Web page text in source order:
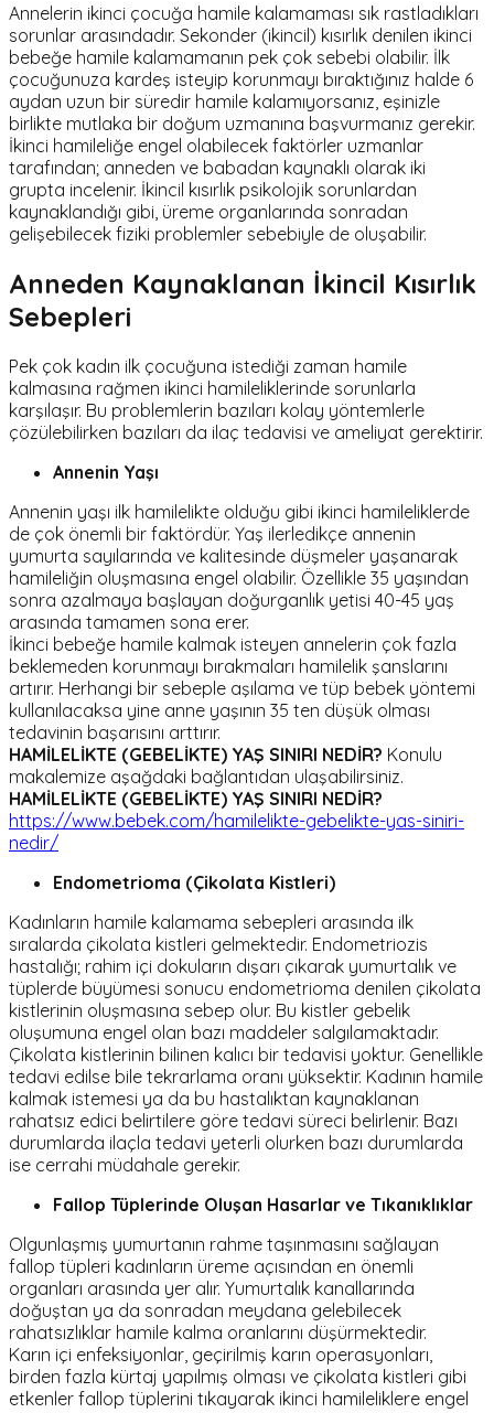
Annelerin ikinci çocuğa hamile kalamaması sık rastladıkları
sorunlar arasındadır. Sekonder (ikincil) kısırlık denilen ikinci
bebeğe hamile kalamamanın pek çok sebebi olabilir. İlk
çocuğunuza kardeş isteyip korunmayı bıraktığınız halde 6
aydan uzun bir süredir hamile kalamıyorsanız, eşinizle
birlikte mutlaka bir doğum uzmanına başvurmanız gerekir.
İkinci hamileliğe engel olabilecek faktörler uzmanlar
tarafından; anneden ve babadan kaynaklı olarak iki
grupta incelenir. İkincil kısırlık psikolojik sorunlardan
kaynaklandığı gibi, üreme organlarında sonradan
gelişebilecek fiziki problemler sebebiyle de oluşabilir.
Anneden Kaynaklanan İkincil Kısırlık
Sebepleri
Pek çok kadın ilk çocuğuna istediği zaman hamile
kalmasına rağmen ikinci hamileliklerinde sorunlarla
karşılaşır. Bu problemlerin bazıları kolay yöntemlerle
çözülebilirken bazıları da ilaç tedavisi ve ameliyat gerektirir.
Annenin Yaşı
Annenin yaşı ilk hamilelikte olduğu gibi ikinci hamileliklerde
de çok önemli bir faktördür. Yaş ilerledikçe annenin
yumurta sayılarında ve kalitesinde düşmeler yaşanarak
hamileliğin oluşmasına engel olabilir. Özellikle 35 yaşından
sonra azalmaya başlayan doğurganlık yetisi 40-45 yaş
arasında tamamen sona erer.
İkinci bebeğe hamile kalmak isteyen annelerin çok fazla
beklemeden korunmayı bırakmaları hamilelik şanslarını
artırır. Herhangi bir sebeple aşılama ve tüp bebek yöntemi
kullanılacaksa yine anne yaşının 35 ten düşük olması
tedavinin başarısını arttırır.
HAMİLELİKTE (GEBELİKTE) YAŞ SINIRI NEDİR? Konulu
makalemize aşağdaki bağlantıdan ulaşabilirsiniz.
HAMİLELİKTE (GEBELİKTE) YAŞ SINIRI NEDİR?
https://www.bebek.com/hamilelikte-gebelikte-yas-siniri-
nedir/
Endometrioma (Çikolata Kistleri)
Kadınların hamile kalamama sebepleri arasında ilk
sıralarda çikolata kistleri gelmektedir. Endometriozis
hastalığı; rahim içi dokuların dışarı çıkarak yumurtalık ve
tüplerde büyümesi sonucu endometrioma denilen çikolata
kistlerinin oluşmasına sebep olur. Bu kistler gebelik
oluşumuna engel olan bazı maddeler salgılamaktadır.
Çikolata kistlerinin bilinen kalıcı bir tedavisi yoktur. Genellikle
tedavi edilse bile tekrarlama oranı yüksektir. Kadının hamile
kalmak istemesi ya da bu hastalıktan kaynaklanan
rahatsız edici belirtilere göre tedavi süreci belirlenir. Bazı
durumlarda ilaçla tedavi yeterli olurken bazı durumlarda
ise cerrahi müdahale gerekir.
Fallop Tüplerinde Oluşan Hasarlar ve Tıkanıklıklar
Olgunlaşmış yumurtanın rahme taşınmasını sağlayan
fallop tüpleri kadınların üreme açısından en önemli
organları arasında yer alır. Yumurtalık kanallarında
doğuştan ya da sonradan meydana gelebilecek
rahatsızlıklar hamile kalma oranlarını düşürmektedir.
Karın içi enfeksiyonlar, geçirilmiş karın operasyonları,
birden fazla kürtaj yapılmış olması ve çikolata kistleri gibi
etkenler fallop tüplerini tıkayarak ikinci hamileliklere engel